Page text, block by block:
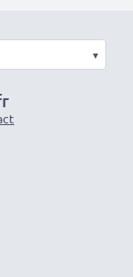
(1000mAh
à l’arrière
Elle est
compromis
maintenant
▾